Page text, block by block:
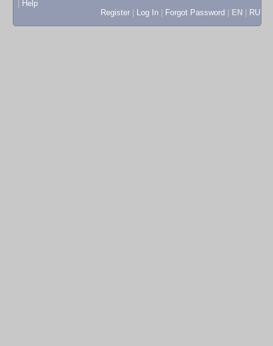
Help
Register
Log In Forgot Password EN RU